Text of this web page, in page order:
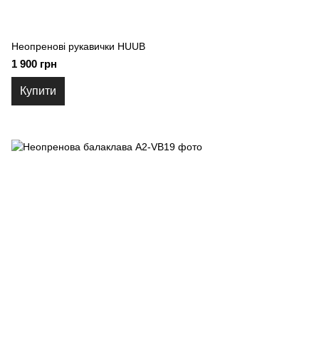
Неопренові рукавички HUUB
1 900 грн
Купити